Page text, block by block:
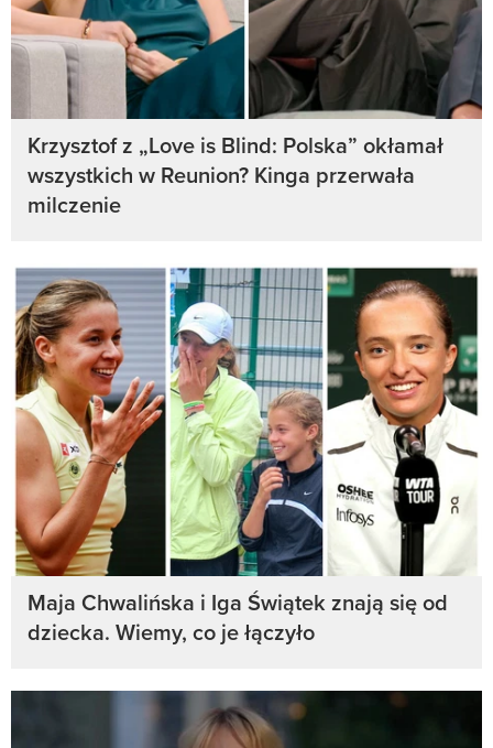
Krzysztof z „Love is Blind: Polska” okłamał
wszystkich w Reunion? Kinga przerwała
milczenie
Maja Chwalińska i Iga Świątek znają się od
dziecka. Wiemy, co je łączyło